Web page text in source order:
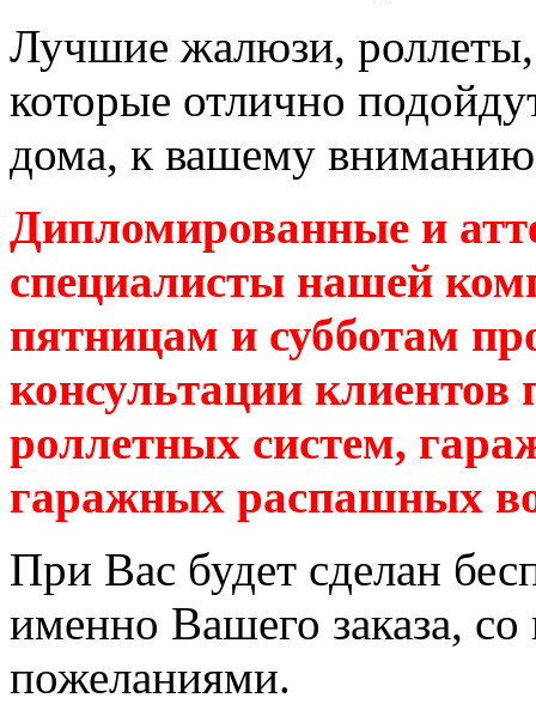
Лучшие жалюзи, роллеты,
которые отлично
дома, к вашему
Дипломированные и
специалисты нашей
пятницам и субботам
консультации клиентов
роллетных систем,
гаражных распашных
При Вас будет сделан
именно Вашего заказа,
пожеланиями.